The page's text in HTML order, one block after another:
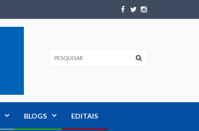
BLOGS EDITAIS